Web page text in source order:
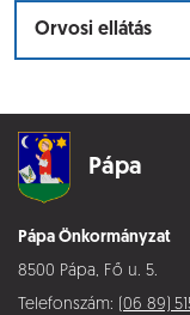
Orvosi ellátás
Pápa
Pápa Önkormányzat
8500 Pápa, Fő u. 5.
Telefonszám: (06 89)